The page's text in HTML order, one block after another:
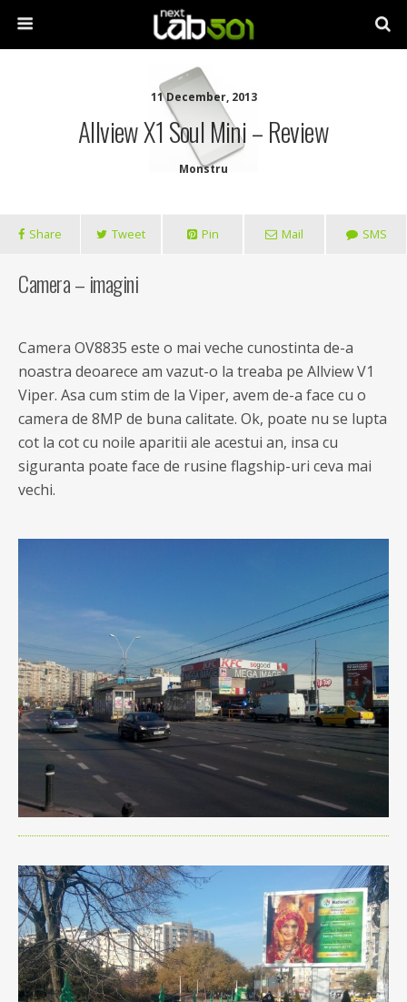
11 December, 2013
Allview X1 Soul Mini – Review
Monstru
Share Tweet Pin Mail SMS
Camera – imagini
Camera OV8835 este o mai veche cunostinta de-a
noastra deoarece am vazut-o la treaba pe Allview V1
Viper. Asa cum stim de la Viper, avem de-a face cu o
camera de 8MP de buna calitate. Ok, poate nu se lupta
cot la cot cu noile aparitii ale acestui an, insa cu
siguranta poate face de rusine flagship-uri ceva mai
vechi.